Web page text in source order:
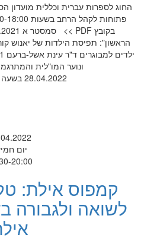
הראשון": תפיסת הילדות של יאנוש
ונוער המו"לית
28.04.2022 בשעה 19:30-18:00
יום
20:00
קמפוס אילת:
לשואה ולגבורה